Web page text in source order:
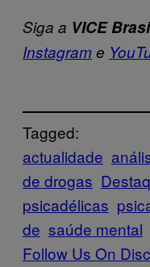
Siga a VICE
Instagrame
Tagged:
actualidade
de drogas
psicadélicas
de saúde mental
Follow Us On